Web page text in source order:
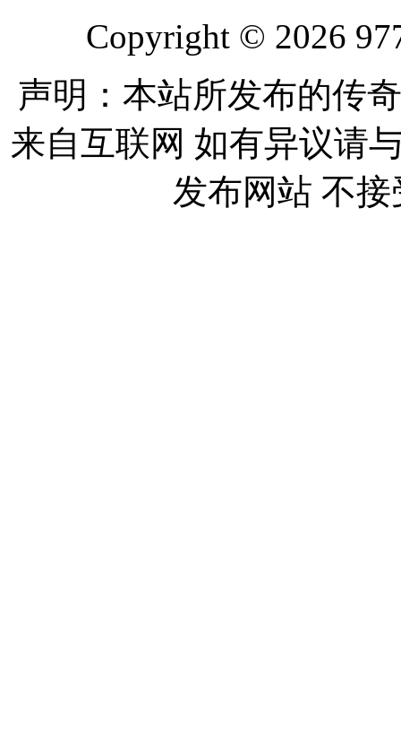
Copyright © 2026
声明：本站所发布的传
来自互联网 如有异议请
发布网站 不